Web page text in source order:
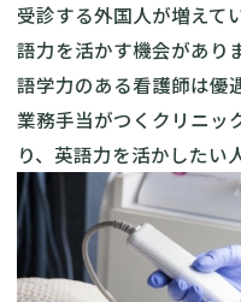
受診する外国人が増えて
語力を活かす機会がありま
語学力のある看護師は優
業務手当がつくクリニッ
り、英語力を活かしたい